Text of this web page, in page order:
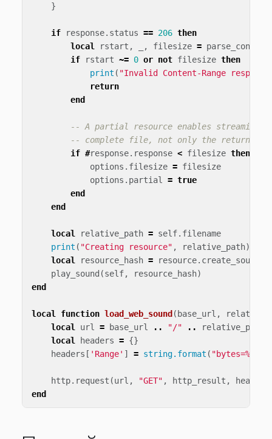
}
if response. status == 206 then
local
rstart , , filesize =
if
rstart ~= 0 or not filesize then
print ( "Invalid Content-Range
return
end
-- A partial resource enables
-- complete file, not only the returned
if #response. response < filesize then
options . filesize = filesize
options . partial = true
end
end
local relative_path = self. filename
print ( "Creating resource" , relative_path)
local
resource_hash = resource.
play_sound (self, resource_hash)
end
local function load_web_sound ( base_url ,
local url = base_url .. "/" ..
relative_path
local
headers = {}
headers [ 'Range' ] = string.format ( "bytes=%d-
http. request (url , "GET" , http_result , headers
end